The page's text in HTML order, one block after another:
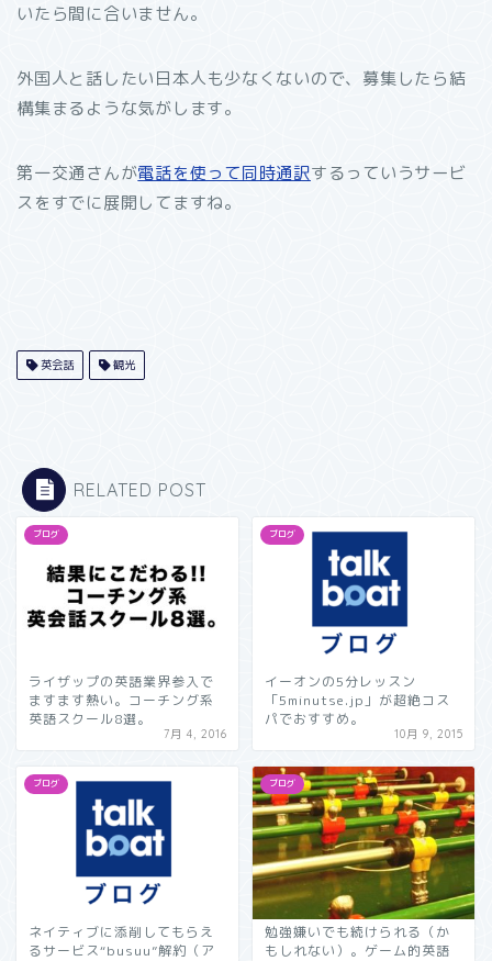
いたら間に合いません。
外国人と話したい日本人も少なくないので、募集したら結
構集まるような気がします。
第一交通さんが電話を使って同時通訳するっていうサービ
スをすでに展開してますね。
英会話 観光
RELATED POST
ブログ
ライザップの英語業界参入で
ますます熱い。コーチング系
英語スクール8選。
7月 4, 2016
ブログ
イーオンの5分レッスン
「5minutse.jp」が超絶コス
パでおすすめ。
10月 9, 2015
ブログ
ネイティブに添削してもらえ
るサービス“busuu”解約（ア
ブログ
勉強嫌いでも続けられる（か
もしれない）。ゲーム的英語